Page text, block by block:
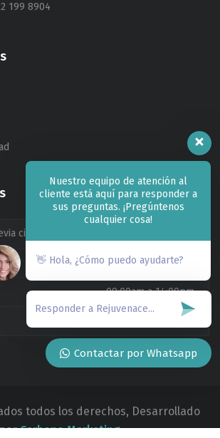
Nuestro equipo de atención al
cliente está aquí para responder a
sus preguntas. ¡Pregúntenos
cualquier cosa!
👋 Hola, ¿Cómo puedo ayudarte?
Contactar por Whatsapp
199 8904
cita
09:00am a 20:00pm
09:00am a 14:00pm
todos los derechos, Desarrollado
Carbono Marketing.